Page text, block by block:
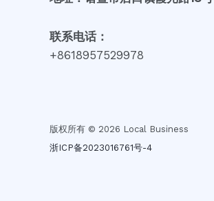
联系电话：
+8618957529978
版权所有 © 2026 Local Business
浙ICP备2023016761号-4